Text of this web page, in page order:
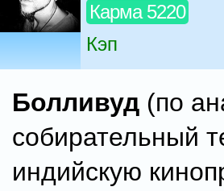
Карма 5220
Кэп
Болливуд (по
собирательный
индийскую